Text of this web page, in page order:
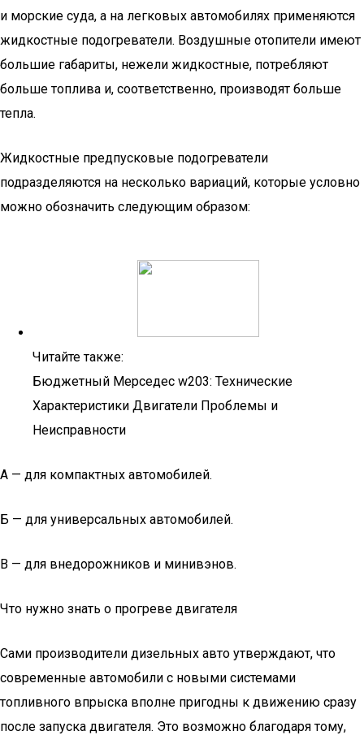
и морские суда, а на легковых автомобилях применяются
жидкостные подогреватели. Воздушные отопители имеют
большие габариты, нежели жидкостные, потребляют
больше топлива и, соответственно, производят больше
тепла.
Жидкостные предпусковые подогреватели
подразделяются на несколько вариаций, которые условно
можно обозначить следующим образом:
Читайте также:
Бюджетный Мерседес w203: Технические
Характеристики Двигатели Проблемы и
Неисправности
А — для компактных автомобилей.
Б — для универсальных автомобилей.
В — для внедорожников и минивэнов.
Что нужно знать о прогреве двигателя
Сами производители дизельных авто утверждают, что
современные автомобили с новыми системами
топливного впрыска вполне пригодны к движению сразу
после запуска двигателя. Это возможно благодаря тому,